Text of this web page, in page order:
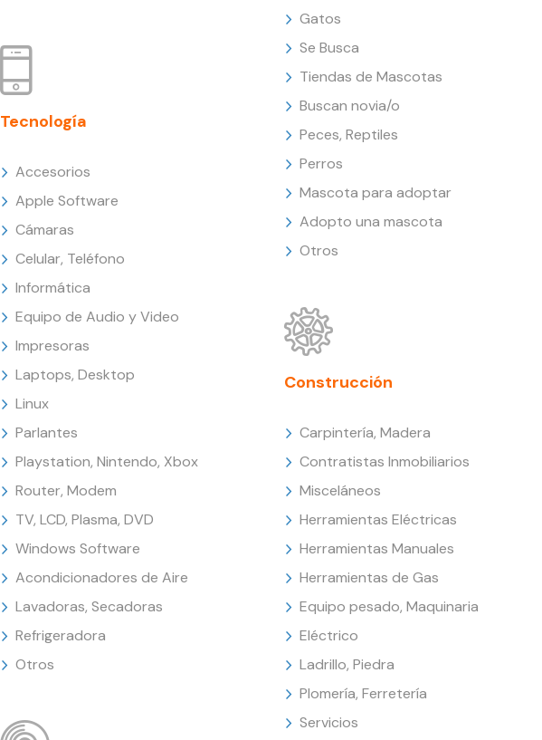
Tecnología
Accesorios
Apple Software
Cámaras
Celular, Teléfono
Informática
Equipo de Audio y Video
Impresoras
Laptops, Desktop
Linux
Parlantes
Playstation, Nintendo, Xbox
Router, Modem
TV, LCD, Plasma, DVD
Windows Software
Acondicionadores de Aire
Lavadoras, Secadoras
Refrigeradora
Otros
Gatos
Se Busca
Tiendas de Mascotas
Buscan novia/o
Peces, Reptiles
Perros
Mascota para adoptar
Adopto una mascota
Otros
Construcción
Carpintería, Madera
Contratistas Inmobiliarios
Misceláneos
Herramientas Eléctricas
Herramientas Manuales
Herramientas de Gas
Equipo pesado, Maquinaria
Eléctrico
Ladrillo, Piedra
Plomería, Ferretería
Servicios